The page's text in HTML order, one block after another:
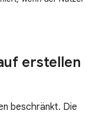
erstellen
beschränkt. Die